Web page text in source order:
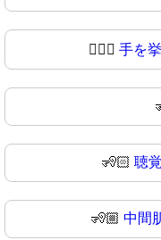
🙋🏿‍♀ 手を
🧏🏻 聴
🧏🏼 中間